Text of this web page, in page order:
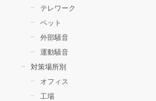
テレワーク
ペット
外部騒音
運動騒音
対策場所別
オフィス
工場